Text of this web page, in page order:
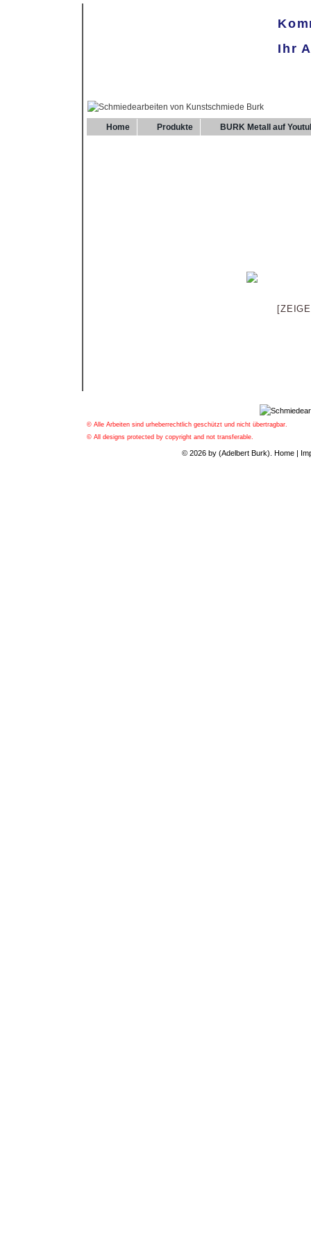
Ihr
Home Produkte BURK Metall auf
© Alle Arbeiten sind urheberrechtlich geschützt und nicht übertragbar.
© All designs protected by copyright and not transferable.
© 2026 by (Adelbert Burk). Home|